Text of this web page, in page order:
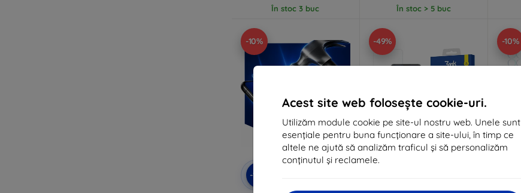
Acest site web folosește cookie-uri.
Utilizăm module cookie pe site-ul nostru web. Unele sunt
esențiale pentru buna funcționare a site-ului, în timp ce
altele ne ajută să analizăm traficul și să personalizăm
conținutul și reclamele.
În stoc 3 buc În stoc > 5 buc
-10%
-10%
-49% -10%